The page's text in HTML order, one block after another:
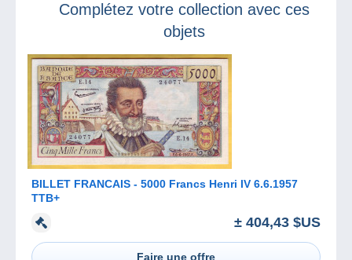
et Brocantissimo
le 2 octobre 2022 !
Complétez votre collection avec ces
objets
BILLET FRANCAIS - 5000 Francs Henri IV 6.6.1957
TTB+
± 404,43 $US
Faire une offre